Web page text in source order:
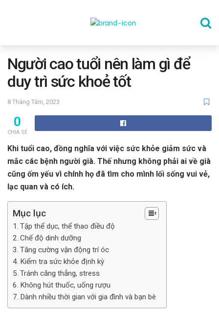
THỂ DỤC
DINH DƯỠNG
SỨC KHỎE TINH THẦN
CÔNG NGHỆ
Người cao tuổi nên làm gì để
duy trì sức khoẻ tốt
8 Tháng Tám, 2023
0
CHIA SẺ
Khi tuổi cao, đồng nghĩa với việc sức khỏe giảm sức và
mắc các bệnh người già. Thế nhưng không phải ai về già
cũng ốm yếu vì chính họ đã tìm cho mình lối sống vui vẻ,
lạc quan và có ích.
Mục lục
Tập thể dục, thể thao điều độ
Chế độ dinh dưỡng
Tăng cường vận động trí óc
Kiểm tra sức khỏe định kỳ
Tránh căng thẳng, stress
Không hút thuốc, uống rượu
Dành nhiều thời gian với gia đình và bạn bè